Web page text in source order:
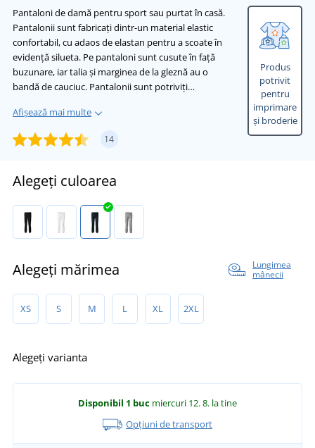
Pantaloni de damă pentru sport sau purtat în casă.
Pantalonii sunt fabricați dintr-un material elastic
confortabil, cu adaos de elastan pentru a scoate în
evidență silueta. Pe pantaloni sunt cusute în față
buzunare, iar talia și marginea de la gleznă au o
bandă de cauciuc. Pantalonii sunt potriviți…
Afișează mai multe
14
Produs
potrivit
pentru
imprimare
și broderie
Alegeți culoarea
Alegeți mărimea
Lungimea
mânecii
XS S M L XL 2XL
Alegeți varianta
Disponibil 1 buc miercuri 12. 8. la tine
Opțiuni de transport